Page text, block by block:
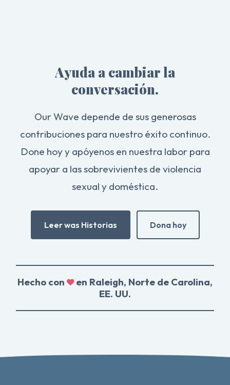
Ayuda a cambiar la
conversación.
Our Wave depende de sus generosas
contribuciones para nuestro éxito continuo.
Done hoy y apóyenos en nuestra labor para
apoyar a las sobrevivientes de violencia
sexual y doméstica.
Leer was Historias Dona hoy
Hecho con
en Raleigh, Norte de Carolina,
EE. UU.